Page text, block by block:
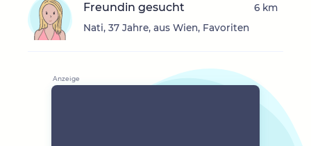
Freundin gesucht
Nati, 37 Jahre, aus Wien, Favoriten
6 km